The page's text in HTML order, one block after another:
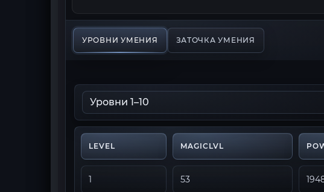
УРОВНИ УМЕНИЯ ЗАТОЧКА УМЕНИЯ
LEVEL MAGICLVL
1 53